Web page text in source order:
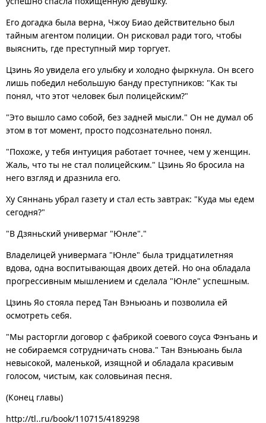
Его догадка была верна, Чжоу Биао действительно был
тайным агентом полиции. Он рисковал ради того, чтобы
выяснить, где преступный мир торгует.
Цзинь Яо увидела его улыбку и холодно фыркнула. Он всего
лишь победил небольшую банду преступников: "Как ты
понял, что этот человек был полицейским?"
"Это вышло само собой, без задней мысли." Он не думал об
этом в тот момент, просто подсознательно понял.
"Похоже, у тебя интуиция работает точнее, чем у женщин.
Жаль, что ты не стал полицейским." Цзинь Яо бросила на
него взгляд и дразнила его.
Ху Сяннань убрал газету и стал есть завтрак: "Куда мы едем
сегодня?"
"В Дзяньский универмаг "Юнле"."
Владелицей универмага "Юнле" была тридцатилетняя
вдова, одна воспитывающая двоих детей. Но она обладала
прогрессивным мышлением и сделала "Юнле" успешным.
Цзинь Яо стояла перед Тан Вэньюань и позволила ей
осмотреть себя.
"Мы расторгли договор с фабрикой соевого соуса Фэнъань и
не собираемся сотрудничать снова." Тан Вэньюань была
невысокой, маленькой, изящной и обладала красивым
голосом, чистым, как соловьиная песня.
(Конец главы)
http://tl..ru/book/110715/4189298